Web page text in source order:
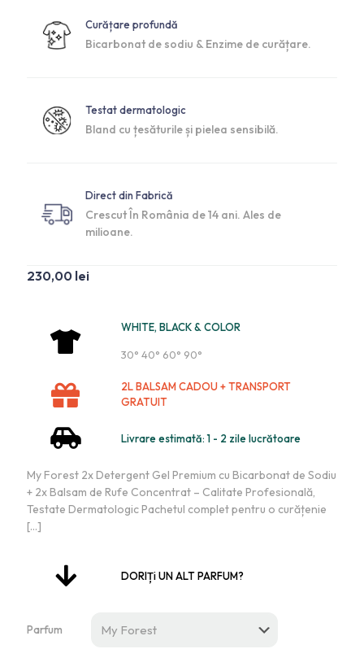
Curățare profundă
Bicarbonat de sodiu & Enzime de curățare.
Testat dermatologic
Bland cu țesăturile și pielea sensibilă.
Direct din Fabrică
Crescut În România de 14 ani. Ales de
milioane.
230,00 lei
WHITE, BLACK & COLOR
30° 40° 60° 90°
2L BALSAM CADOU + TRANSPORT
GRATUIT
Livrare estimată: 1 - 2 zile lucrătoare
My Forest 2x Detergent Gel Premium cu Bicarbonat de Sodiu
+ 2x Balsam de Rufe Concentrat – Calitate Profesională,
Testate Dermatologic Pachetul complet pentru o curățenie
[…]
DORIȚi UN ALT PARFUM?
Parfum